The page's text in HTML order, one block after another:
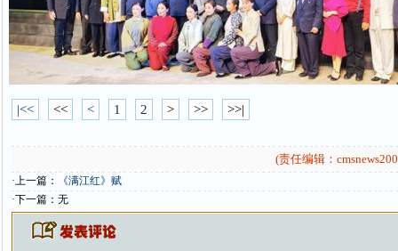
|<< << < 1 2 > >> >>|
(责任编辑：
·上一篇：
《满江红》赋
·下一篇：无